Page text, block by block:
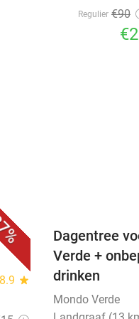
Regulier €90
+
8.9 star
Dagentree
Verde +
drinken
Mondo Verde